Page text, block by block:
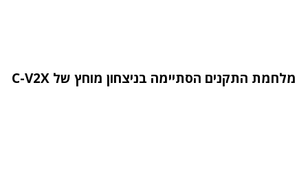
מלחמת התקנים הסתיימה בניצחון מוחץ של C-V2X